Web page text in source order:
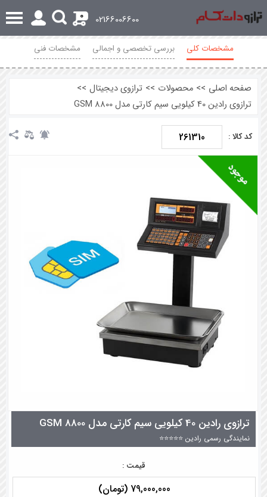
02166006600
0
مشخصات کلی بررسی تخصصی و اجمالی مشخصات فنی
صفحه اصلی >> محصولات >> ترازوی دیجیتال >>
ترازوی رادین 40 کیلویی سیم کارتی مدل 8800 GSM
کد کالا : 261310
ترازوی رادین 40 کیلویی سیم کارتی مدل 8800 GSM
نمایندگی رسمی رادین ⭐⭐⭐⭐⭐
قیمت :
79,000,000 (تومان)